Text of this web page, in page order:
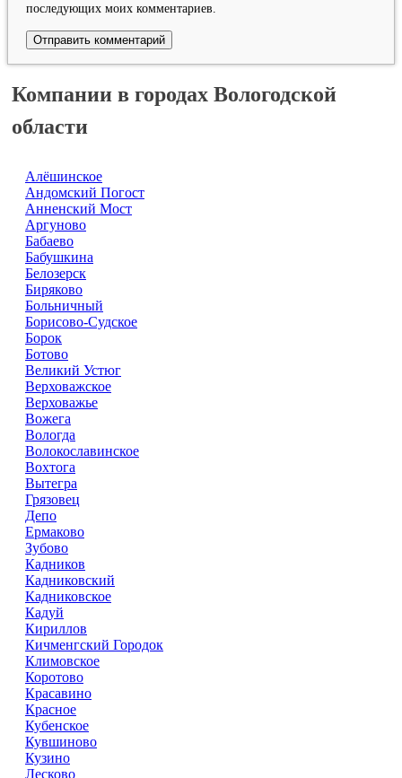
последующих моих комментариев.
Компании в городах Вологодской
области
Алёшинское
Андомский Погост
Анненский Мост
Аргуново
Бабаево
Бабушкина
Белозерск
Биряково
Больничный
Борисово-Судское
Борок
Ботово
Великий Устюг
Верховажское
Верховажье
Вожега
Вологда
Волокославинское
Вохтога
Вытегра
Грязовец
Депо
Ермаково
Зубово
Кадников
Кадниковский
Кадниковское
Кадуй
Кириллов
Кичменгский Городок
Климовское
Коротово
Красавино
Красное
Кубенское
Кувшиново
Кузино
Лесково